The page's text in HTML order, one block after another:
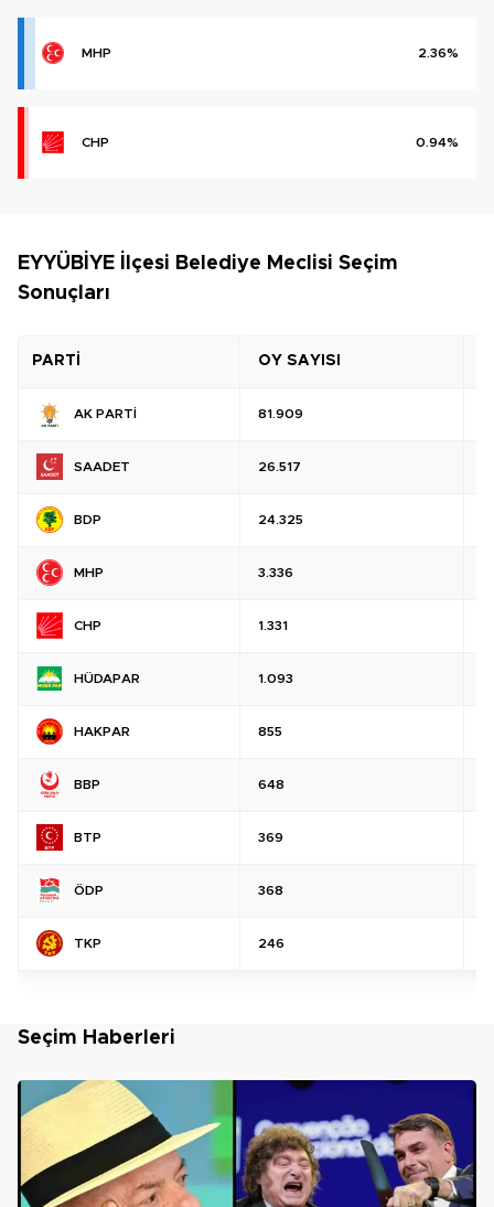
MHP 2.36%
CHP 0.94%
EYYÜBİYE İlçesi Belediye Meclisi Seçim
Sonuçları
PARTİ OY SAYISI
AK PARTİ 81.909
SAADET 26.517
BDP 24.325
MHP 3.336
CHP 1.331
HÜDAPAR 1.093
HAKPAR 855
BBP 648
BTP 369
ÖDP 368
TKP 246
Seçim Haberleri